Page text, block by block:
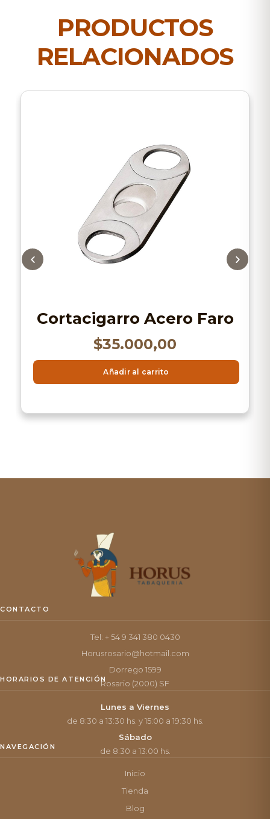
PRODUCTOS
RELACIONADOS
Cortacigarro Acero Faro
$35.000,00
Añadir al carrito
CONTACTO
Tel: + 54 9 341 380 0430
Horusrosario@hotmail.com
Dorrego 1599
Rosario (2000) SF
HORARIOS DE ATENCIÓN
Lunes a Viernes
de 8:30 a 13:30 hs. y 15:00 a 19:30 hs.
Sábado
de 8:30 a 13:00 hs.
NAVEGACIÓN
Inicio
Tienda
Blog